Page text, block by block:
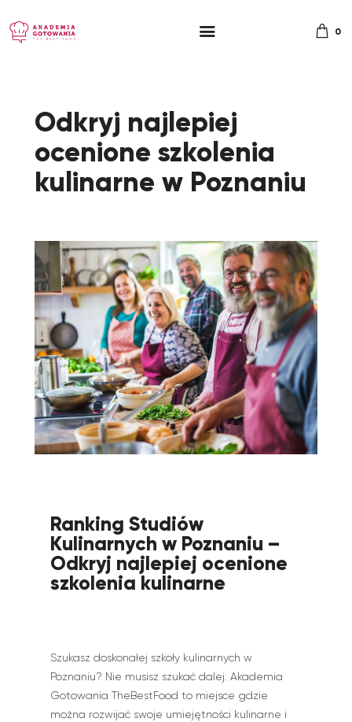
0
Odkryj najlepiej
ocenione szkolenia
kulinarne w Poznaniu
Ranking Studiów
Kulinarnych w Poznaniu –
Odkryj najlepiej ocenione
szkolenia kulinarne
Szukasz doskonałej szkoły kulinarnych w
Poznaniu? Nie musisz szukać dalej. Akademia
Gotowania TheBestFood to miejsce gdzie
można rozwijać swoje umiejętności kulinarne i